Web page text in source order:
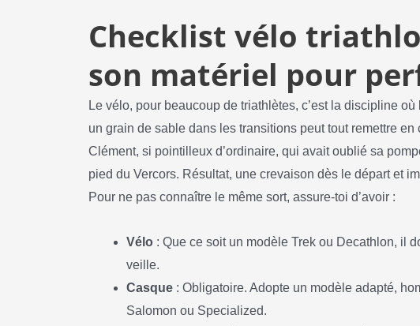
Checklist vélo
son matériel pour
Le vélo, pour beaucoup de triathlètes, c’est la discipline où
un grain de sable dans les transitions peut tout remettre
Clément, si pointilleux d’ordinaire, qui avait oublié sa
pied du Vercors. Résultat, une crevaison dès le départ et
Pour ne pas connaître le même sort, assure-toi d’avoir :
Vélo : Que ce soit un modèle Trek ou Decathlon, il
veille.
Casque : Obligatoire. Adopte un modèle adapté,
Salomon ou Specialized.